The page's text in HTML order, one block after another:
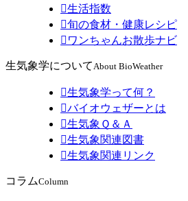
生活指数
旬の食材・健康レシピ
 ワンちゃんお散歩ナビ
生気象学についてAbout BioWeather
生気象学って何？
バイオウェザーとは
生気象Ｑ＆Ａ
生気象関連図書
生気象関連リンク
コラムColumn